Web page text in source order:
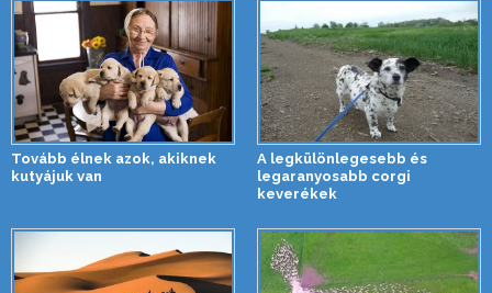
Tovább élnek azok, akiknek
kutyájuk van
A legkülönlegesebb és
legaranyosabb corgi
keverékek